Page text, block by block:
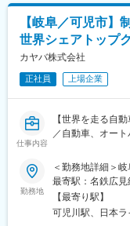
自由です。
■安定性：
戦後間もない
降、アルミ製の乗
めずらしく、業
で話題になる豪
◎鉄道車両の窓
鉄道や路線バスに
に採用されており
す！
◎鉄道業界では同
窓を製造するため
■研修体制：
未経験の場合は
１ヶ月程度のOJT
プができる環境で
■キャリアアップ
能力評価により、
【岐阜／可児市
世界シェアトップ
カヤバ株式会社
正社員 上場企業
仕事内容
【世界を走る自
／自動車、オー
■業務内容：
当社、岐阜東工
・生産設備、評
勤務地
＜勤務地詳細＞
最寄駅：名鉄広
範囲：会社の定
【最寄り駅】
可児川駅、日本